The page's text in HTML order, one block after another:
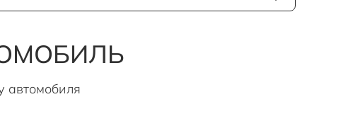
автомобиля